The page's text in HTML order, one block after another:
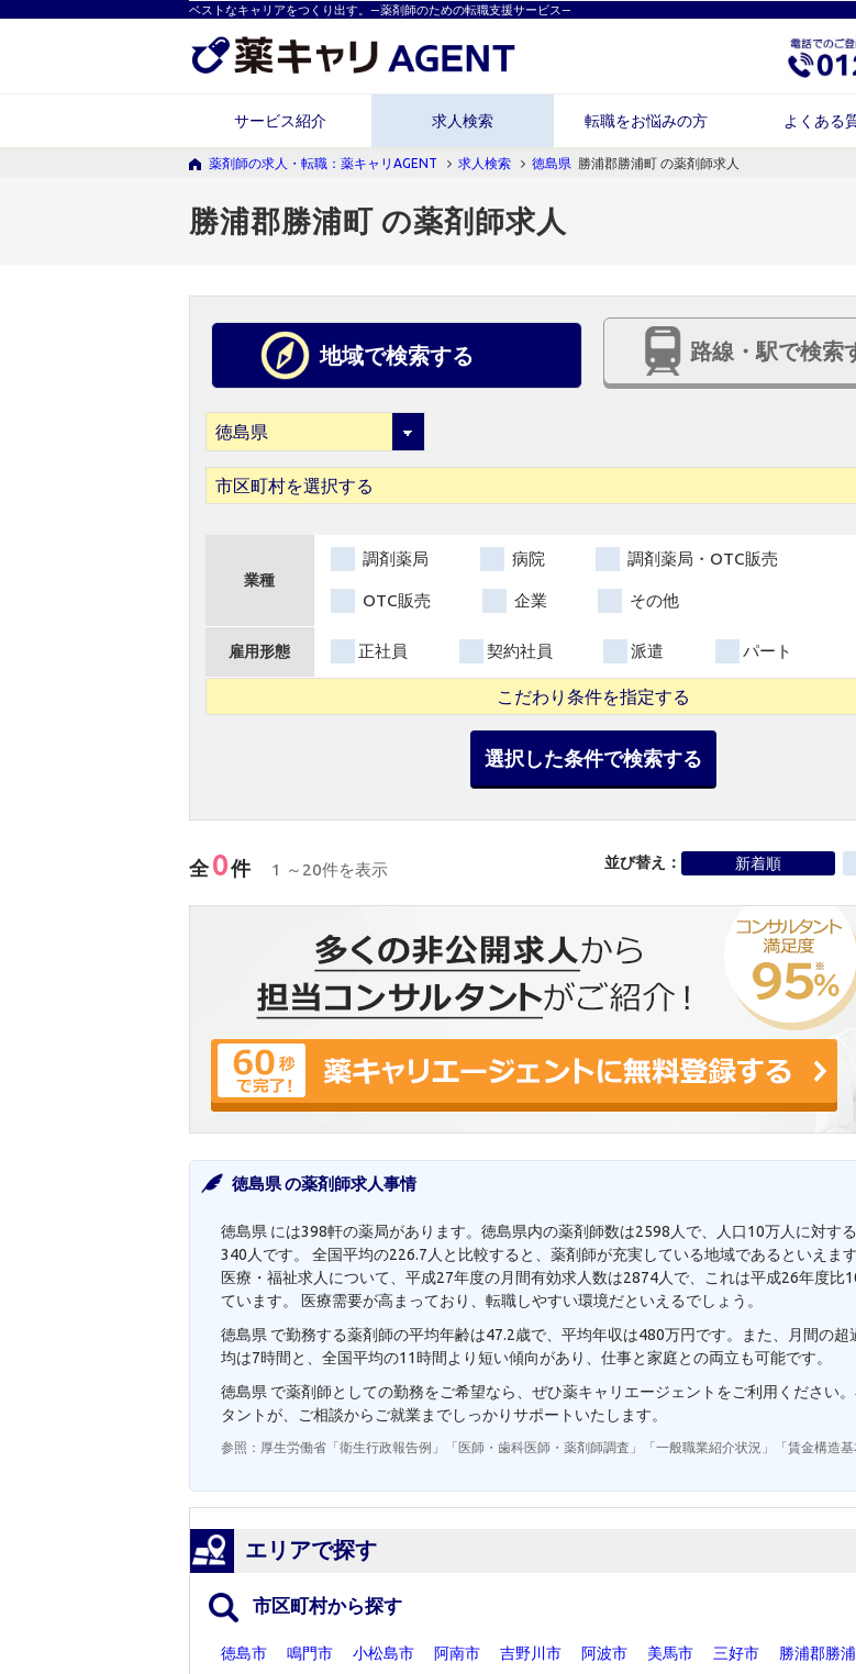
ベストなキャリアをつくり出す。―薬剤師のための転職支援サービス―
サービス紹介 求人検索 転職をお悩みの方 よくある
薬剤師の求人・転職：薬キャリAGENT 求人検索 徳島県 勝浦郡勝浦町 の薬剤師求人
勝浦郡勝浦町 の薬剤師求人
地域で検索する 路線・駅で検索
市区町村を選択する
業種
調剤薬局 病院 調剤薬局・OTC販売
OTC販売 企業 その他
雇用形態 正社員 契約社員 派遣 パート
こだわり条件を指定する
選択した条件で検索する
全 0件 1 ～20件を表示 並び替え： 新着順
徳島県 の薬剤師求人事情
徳島県 には398軒の薬局があります。徳島県内の薬剤師数は2598人で、人口10万人に対す
340人です。 全国平均の226.7人と比較すると、薬剤師が充実している地域であるといえま
医療・福祉求人について、平成27年度の月間有効求人数は2874人で、これは平成26年度比
ています。 医療需要が高まっており、転職しやすい環境だといえるでしょう。
徳島県 で勤務する薬剤師の平均年齢は47.2歳で、平均年収は480万円です。また、月間の超
均は7時間と、全国平均の11時間より短い傾向があり、仕事と家庭との両立も可能です。
徳島県 で薬剤師としての勤務をご希望なら、ぜひ薬キャリエージェントをご利用ください
タントが、ご相談からご就業までしっかりサポートいたします。
参照：厚生労働省「衛生行政報告例」「医師・歯科医師・薬剤師調査」「一般職業紹介状況」「賃金構造基
エリアで探す
市区町村から探す
徳島市 鳴門市 小松島市 阿南市 吉野川市 阿波市 美馬市 三好市
勝浦郡勝